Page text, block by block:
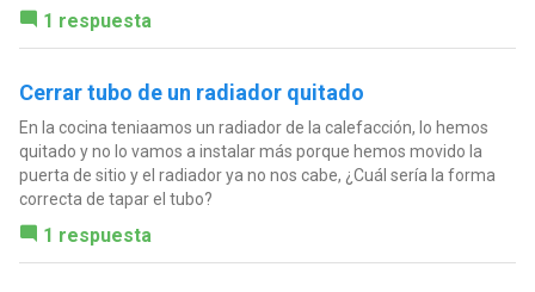
1 respuesta
Cerrar tubo de un radiador quitado
En la cocina teniaamos un radiador de la calefacción, lo hemos
quitado y no lo vamos a instalar más porque hemos movido la
puerta de sitio y el radiador ya no nos cabe, ¿Cuál sería la forma
correcta de tapar el tubo?
1 respuesta